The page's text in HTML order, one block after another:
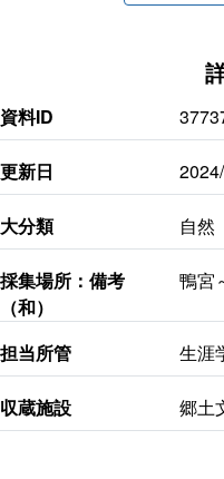
資料ID
更新日
大分類 自然
採集場所：備考
（和）
鴨宮
担当所管 生涯
収蔵施設 郷土